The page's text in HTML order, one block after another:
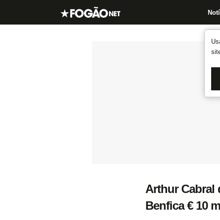
Arthur Cabral
Benfica € 10